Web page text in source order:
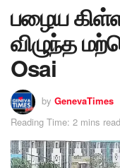
பழைய
விழுந்த
Osai
by GenevaTimes
Reading Time: 2 mins read